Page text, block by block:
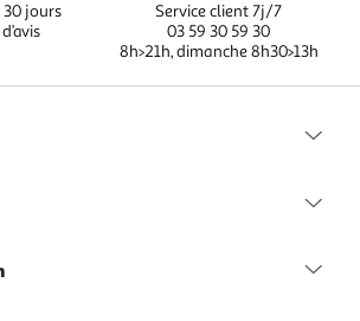
30 jours
Service client 7j/7
03 59 30 59 30
8h>21h, dimanche 8h30>13h